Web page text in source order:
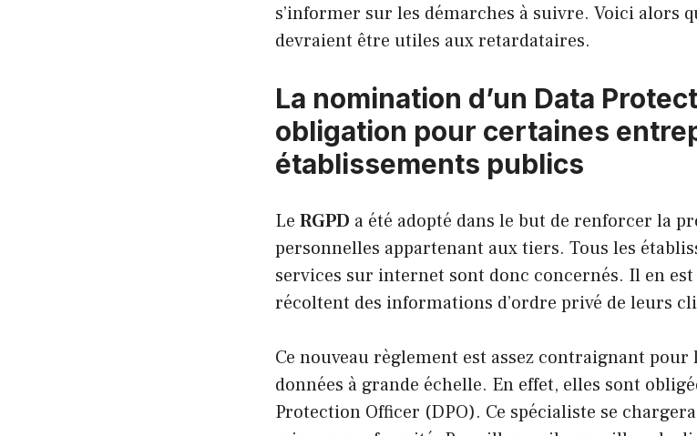
s’informer sur les démarches à suivre. Voici alors
devraient être utiles aux retardataires.
La nomination d’un Data
obligation pour certaines
établissements publics
Le RGPD a été adopté dans le but de renforcer la
personnelles appartenant aux tiers. Tous les
services sur internet sont donc concernés. Il en
récoltent des informations d’ordre privé de leurs
Ce nouveau règlement est assez contraignant
données à grande échelle. En effet, elles sont
Protection Officer (DPO). Ce spécialiste se